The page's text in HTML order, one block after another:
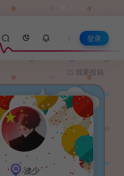
关于我们
登录
我要投稿
波少